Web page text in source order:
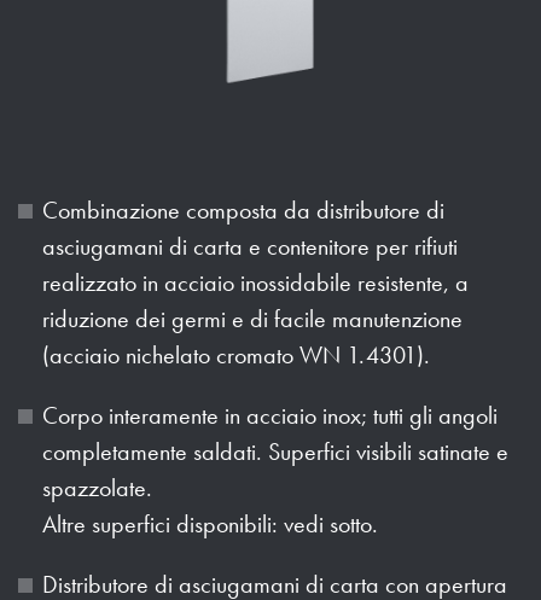
Combinazione composta da distributore di
asciugamani di carta e contenitore per rifiuti
realizzato in acciaio inossidabile resistente, a
riduzione dei germi e di facile manutenzione
(acciaio nichelato cromato WN 1.4301).
Corpo interamente in acciaio inox; tutti gli angoli
completamente saldati. Superfici visibili satinate e
spazzolate.
Altre superfici disponibili: vedi sotto.
Distributore di asciugamani di carta con apertura